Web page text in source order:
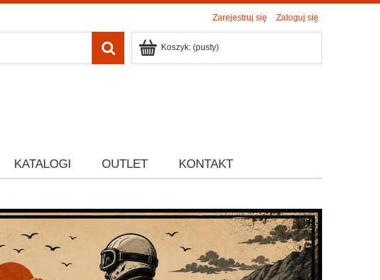
Zarejestruj się Zaloguj się
Koszyk: (pusty)
KATALOGI OUTLET KONTAKT